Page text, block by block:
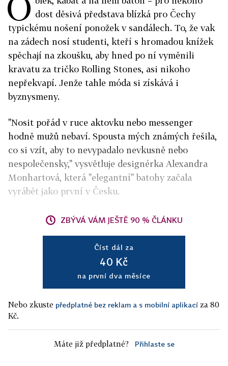
dost děsivá představa blízká pro Čechy
typickému nošení ponožek v sandálech. To, že vak
na zádech nosí studenti, kteří s hromadou knížek
spěchají na zkoušku, aby hned po ní vyměnili
kravatu za tričko Rolling Stones, asi nikoho
nepřekvapí. Jenže tahle móda si získává i
byznysmeny.
"Nosit pořád v ruce aktovku nebo messenger
hodně mužů nebaví. Spousta mých známých řešila,
co si vzít, aby to nevypadalo nevkusně nebo
nespolečensky," vysvětluje designérka Alexandra
Monhartová, která "elegantní" batohy začala
vyrábět jako první v Česku.
ZBÝVÁ VÁM JEŠTĚ 90 % ČLÁNKU
Číst dál za
40 Kč
na první dva měsíce
Nebo zkuste předplatné bez reklam a s mobilní aplikací za 80
Kč.
Máte již předplatné? Přihlaste se